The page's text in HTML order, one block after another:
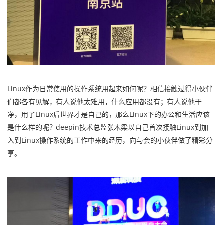
Linux作为日常使用的操作系统用起来如何呢？相信接触过得小伙伴
们都各有见解，有人说他太难用，什么应用都没有；有人说他干
净，用了Linux后世界才是自己的，那么Linux下的办公和生活应该
是什么样的呢？deepin技术总监张木梁以自己首次接触Linux到加
入到Linux操作系统的工作中来的经历，向与会的小伙伴做了精彩分
享。